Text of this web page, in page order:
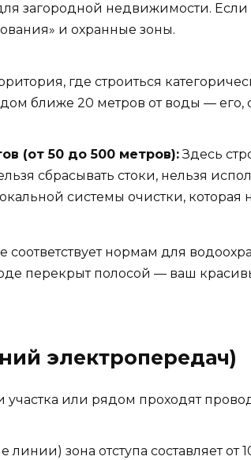
загородной недвижимости.
и охранные зоны.
где строиться
ближе 20 метров от воды — его,
(от 50 до 500 метров):Здесь
сбрасывать стоки, нельзя
системы очистки, которая
соответствует нормам для
перекрыт полосой — ваш
электропередач)
или рядом проходят
зона отступа составляет от